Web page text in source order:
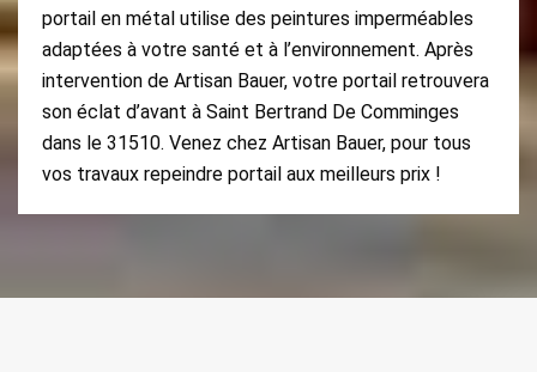
portail en métal utilise des peintures imperméables
adaptées à votre santé et à l’environnement. Après
intervention de Artisan Bauer, votre portail retrouvera
son éclat d’avant à Saint Bertrand De Comminges
dans le 31510. Venez chez Artisan Bauer, pour tous
vos travaux repeindre portail aux meilleurs prix !